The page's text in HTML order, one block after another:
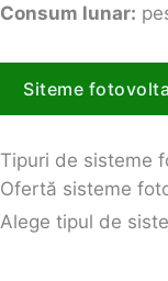
Consum lunar:
Siteme
Tipuri de sisteme
Ofertă sisteme
Alege tipul de